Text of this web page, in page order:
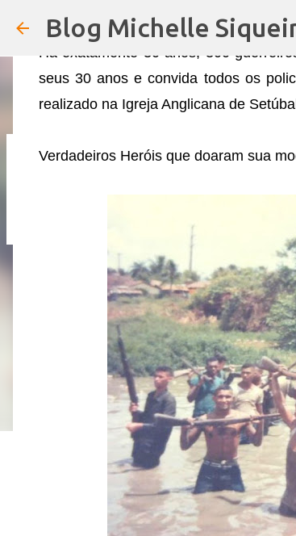
Blog Michelle
URGENTE: 13° DOS
PARA CULTO DE AÇÃO DE
em11:31
Há exatamente 30 anos, 300
seus 30 anos e convida todos os
realizado na Igreja Anglicana de
Verdadeiros Heróis que doaram sua